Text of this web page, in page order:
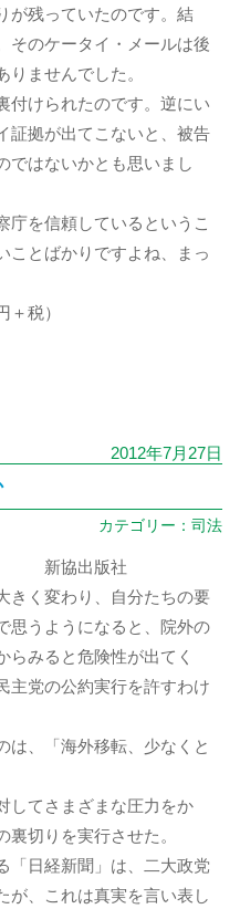
が残っていたのです。結
そのケータイ・メールは後
ませんでした。
けられたのです。逆にい
証拠が出てこないと、被告
ではないかとも思いまし
を信頼しているというこ
ことばかりですよね、まっ
＋税）
2012年7月27日
カテゴリー： 司法
協出版社
きく変わり、自分たちの要
思うようになると、院外の
らみると危険性が出てく
主党の公約実行を許すわけ
は、「海外移転、少なくと
してさまざまな圧力をか
切りを実行させた。
日経新聞」は、二大政党
が、これは真実を言い表し